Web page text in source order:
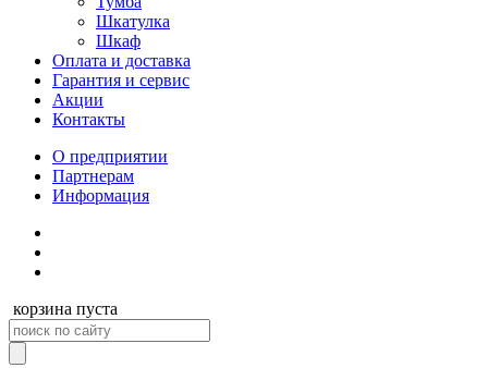
Шкатулка
Шкаф
Оплата и доставка
Гарантия и сервис
Акции
Контакты
О предприятии
Партнерам
Информация
корзина пуста